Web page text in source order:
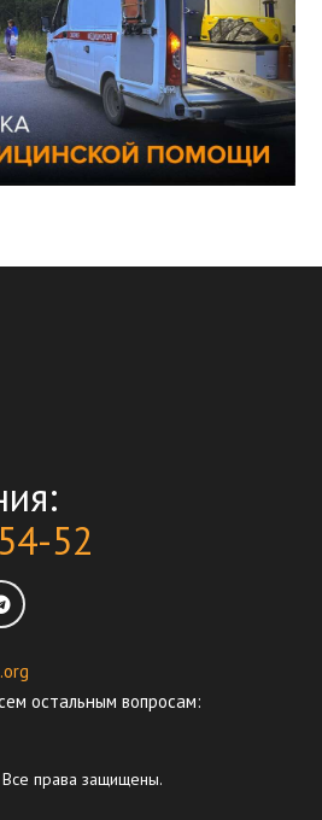
52
остальным вопросам:
права защищены.